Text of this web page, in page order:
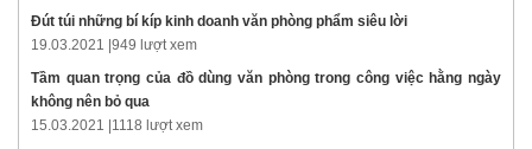
Đút túi những bí kíp kinh doanh văn phòng phẩm siêu lời
19.03.2021 | 949 lượt xem
Tầm quan trọng của đồ dùng văn phòng trong công việc hằng ngày
không nên bỏ qua
15.03.2021 | 1118 lượt xem